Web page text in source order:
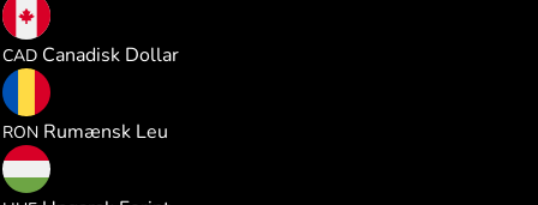
CAD Canadisk Dollar
RON Rumænsk Leu